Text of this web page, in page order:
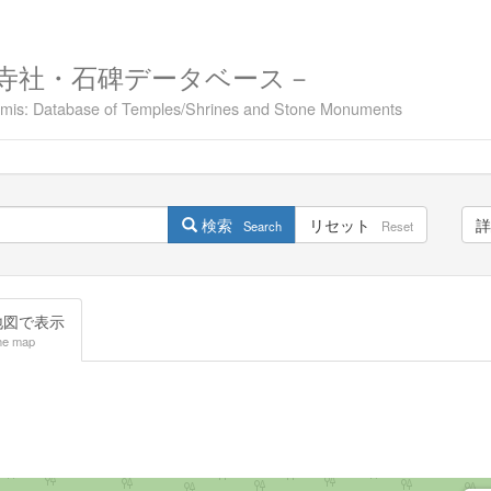
・石碑データベース－
Database of Temples/Shrines and Stone Monuments
検索 Search リセット Reset
で表示
map